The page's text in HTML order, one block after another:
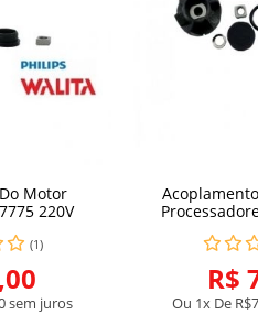
Motor
220V
(1)
sem juros
R$
Ou 1x De